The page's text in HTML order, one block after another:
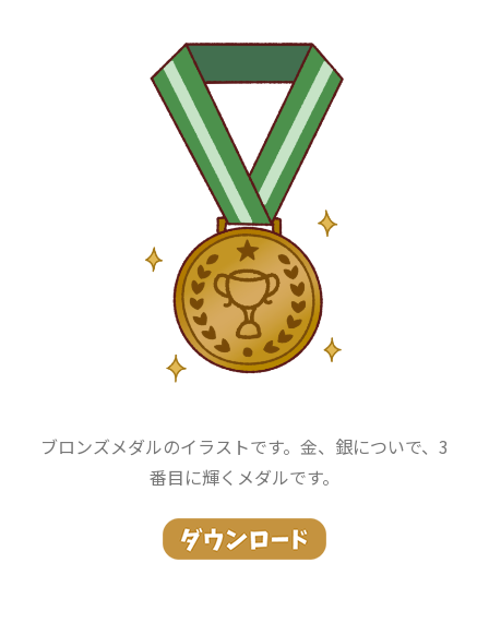
ブロンズメダルのイラストです。金、銀についで、3
番目に輝くメダルです。